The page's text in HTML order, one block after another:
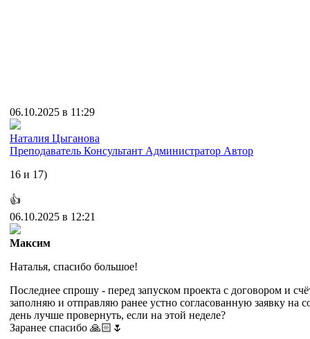
06.10.2025 в 11:29
Наталия Цыганова
Преподаватель Консультант Администратор Автор
16 и 17)
👍
06.10.2025 в 12:21
Максим
Наталья, спасибо большое!
Последнее спрошу - перед запуском проекта с договором и
заполняю и отправляю ранее устно согласованную заявку на
день лучше провернуть, если на этой неделе?
Заранее спасибо 🙏🏻🌷